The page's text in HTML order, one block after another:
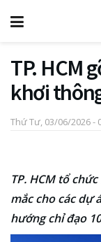
TP. HCM
khơi
Thứ Tư, 03/06/2026 -
TP. HCM tổ
mắc cho các dự
hướng chỉ đạo